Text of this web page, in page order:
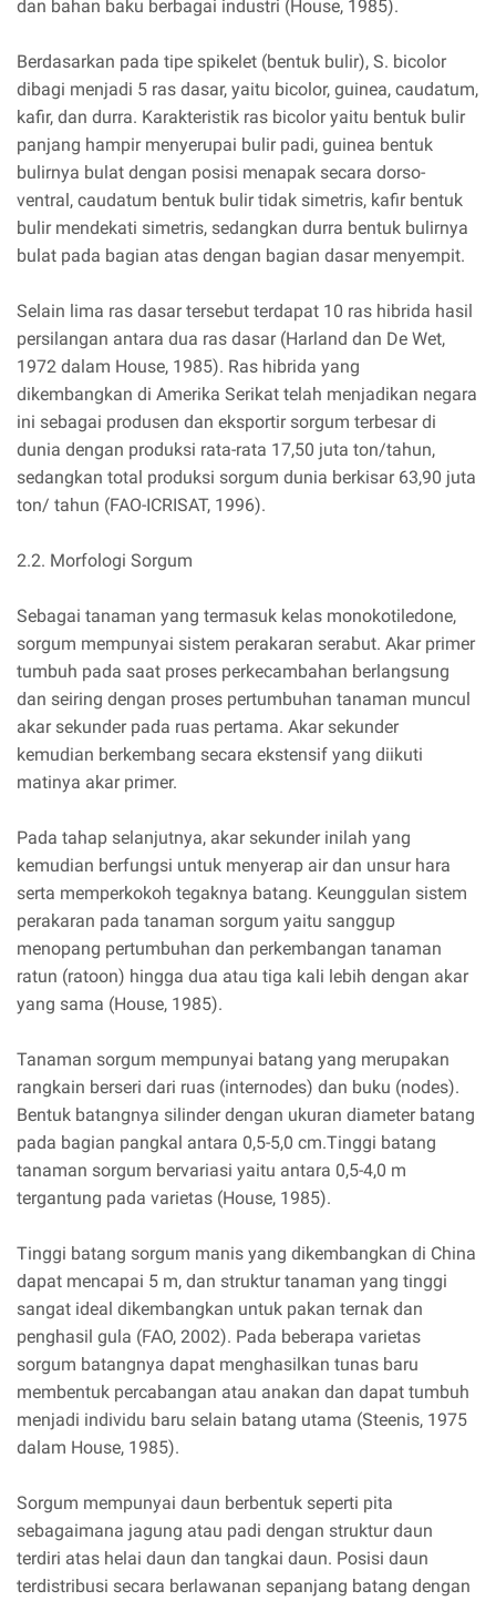
dan bahan baku berbagai industri (House, 1985).
Berdasarkan pada tipe spikelet (bentuk bulir), S. bicolor
dibagi menjadi 5 ras dasar, yaitu bicolor, guinea, caudatum,
kafir, dan durra. Karakteristik ras bicolor yaitu bentuk bulir
panjang hampir menyerupai bulir padi, guinea bentuk
bulirnya bulat dengan posisi menapak secara dorso-
ventral, caudatum bentuk bulir tidak simetris, kafir bentuk
bulir mendekati simetris, sedangkan durra bentuk bulirnya
bulat pada bagian atas dengan bagian dasar menyempit.
Selain lima ras dasar tersebut terdapat 10 ras hibrida hasil
persilangan antara dua ras dasar (Harland dan De Wet,
1972 dalam House, 1985). Ras hibrida yang
dikembangkan di Amerika Serikat telah menjadikan negara
ini sebagai produsen dan eksportir sorgum terbesar di
dunia dengan produksi rata-rata 17,50 juta ton/tahun,
sedangkan total produksi sorgum dunia berkisar 63,90 juta
ton/ tahun (FAO-ICRISAT, 1996).
2.2. Morfologi Sorgum
Sebagai tanaman yang termasuk kelas monokotiledone,
sorgum mempunyai sistem perakaran serabut. Akar primer
tumbuh pada saat proses perkecambahan berlangsung
dan seiring dengan proses pertumbuhan tanaman muncul
akar sekunder pada ruas pertama. Akar sekunder
kemudian berkembang secara ekstensif yang diikuti
matinya akar primer.
Pada tahap selanjutnya, akar sekunder inilah yang
kemudian berfungsi untuk menyerap air dan unsur hara
serta memperkokoh tegaknya batang. Keunggulan sistem
perakaran pada tanaman sorgum yaitu sanggup
menopang pertumbuhan dan perkembangan tanaman
ratun (ratoon) hingga dua atau tiga kali lebih dengan akar
yang sama (House, 1985).
Tanaman sorgum mempunyai batang yang merupakan
rangkain berseri dari ruas (internodes) dan buku (nodes).
Bentuk batangnya silinder dengan ukuran diameter batang
pada bagian pangkal antara 0,5-5,0 cm.Tinggi batang
tanaman sorgum bervariasi yaitu antara 0,5-4,0 m
tergantung pada varietas (House, 1985).
Tinggi batang sorgum manis yang dikembangkan di China
dapat mencapai 5 m, dan struktur tanaman yang tinggi
sangat ideal dikembangkan untuk pakan ternak dan
penghasil gula (FAO, 2002). Pada beberapa varietas
sorgum batangnya dapat menghasilkan tunas baru
membentuk percabangan atau anakan dan dapat tumbuh
menjadi individu baru selain batang utama (Steenis, 1975
dalam House, 1985).
Sorgum mempunyai daun berbentuk seperti pita
sebagaimana jagung atau padi dengan struktur daun
terdiri atas helai daun dan tangkai daun. Posisi daun
terdistribusi secara berlawanan sepanjang batang dengan